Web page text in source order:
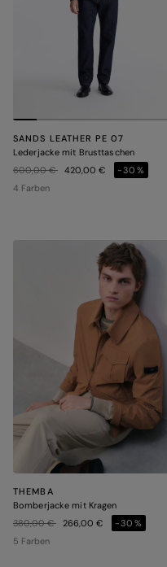
SANDS LEATHER PE 07
Lederjacke mit Brusttaschen
Preis reduziert von
600,00 €auf420,00 €
-30%
4 Farben
THEMBA
Bomberjacke mit Kragen
Preis reduziert von
380,00 €auf266,00 €
-30%
5 Farben